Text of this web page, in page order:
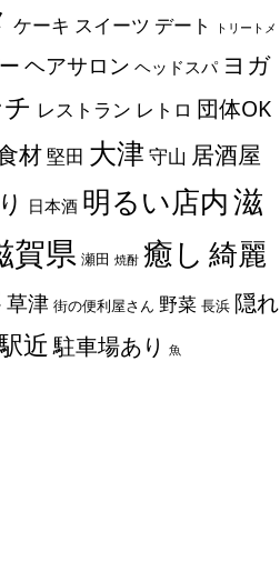
ケーキ スイーツ デート トリートメ
ヘアサロン ヘッドスパ ヨガ
レストラン レトロ 団体OK
材堅田 大津 守山 居酒屋
日本酒 明るい店内滋
賀県 瀬田 焼酎 癒し 綺麗
草津 街の便利屋さん 野菜 長浜 隠れ
近 駐車場あり 魚